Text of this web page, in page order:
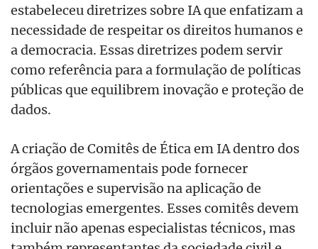
estabeleceu diretrizes sobre IA que enfatizam a
necessidade de respeitar os direitos humanos e
a democracia. Essas diretrizes podem servir
como referência para a formulação de políticas
públicas que equilibrem inovação e proteção de
dados.
A criação de Comitês de Ética em IA dentro dos
órgãos governamentais pode fornecer
orientações e supervisão na aplicação de
tecnologias emergentes. Esses comitês devem
incluir não apenas especialistas técnicos, mas